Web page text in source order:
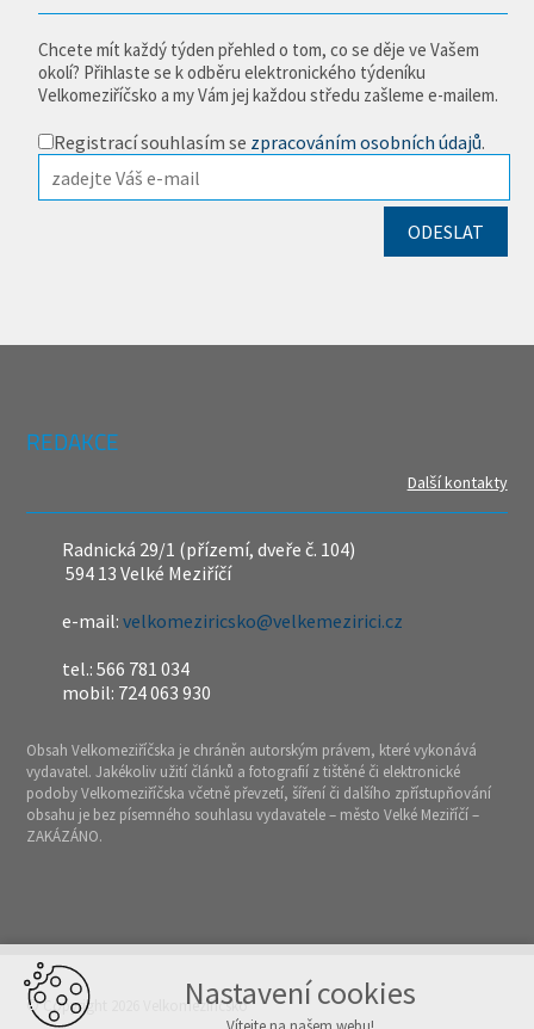
Chcete mít každý týden přehled o tom, co se děje ve Vašem
okolí? Přihlaste se k odběru elektronického týdeníku
Velkomeziříčsko a my Vám jej každou středu zašleme e-mailem.
Registrací souhlasím se zpracováním osobních údajů.
REDAKCE
Další kontakty
Radnická 29/1 (přízemí, dveře č. 104)
594 13 Velké Meziříčí
e-mail:velkomeziricsko@velkemezirici.cz
tel.: 566 781 034
mobil: 724 063 930
Obsah Velkomeziříčska je chráněn autorským právem, které vykonává
vydavatel. Jakékoliv užití článků a fotografií z tištěné či elektronické
podoby Velkomeziříčska včetně převzetí, šíření či dalšího zpřístupňování
obsahu je bez písemného souhlasu vydavatele – město Velké Meziříčí –
ZAKÁZÁNO.
© Copyright 2026 VelkomeziříčskoNastavení cookies